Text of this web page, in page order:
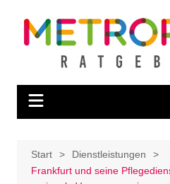
Inhalt
springen
Start
Dienstleistungen
Frankfurt und seine